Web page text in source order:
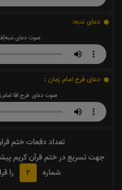
دعای ندبه:
صوت دعای
دعای فرج امام زمان :
صوت دعای فرج اقا امام
تعداد دفعات ختم
جهت تسریع در ختم قرآن کریم
شماره
2 را